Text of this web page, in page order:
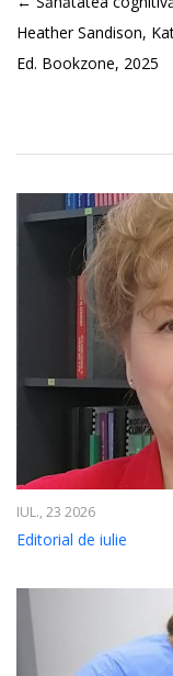
Heather Sandison,
Ed. Bookzone, 2025
IUL., 23 2026
Editorial de iulie